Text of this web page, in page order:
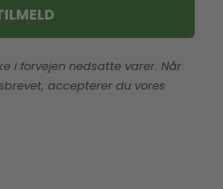
i forvejen nedsatte varer. Når
accepterer du vores